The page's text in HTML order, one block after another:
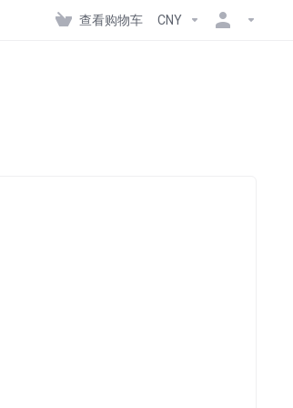
查看购物车 CNY